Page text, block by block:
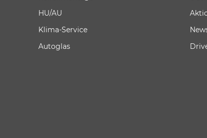
HU/AU
Klima-Service
Autoglas